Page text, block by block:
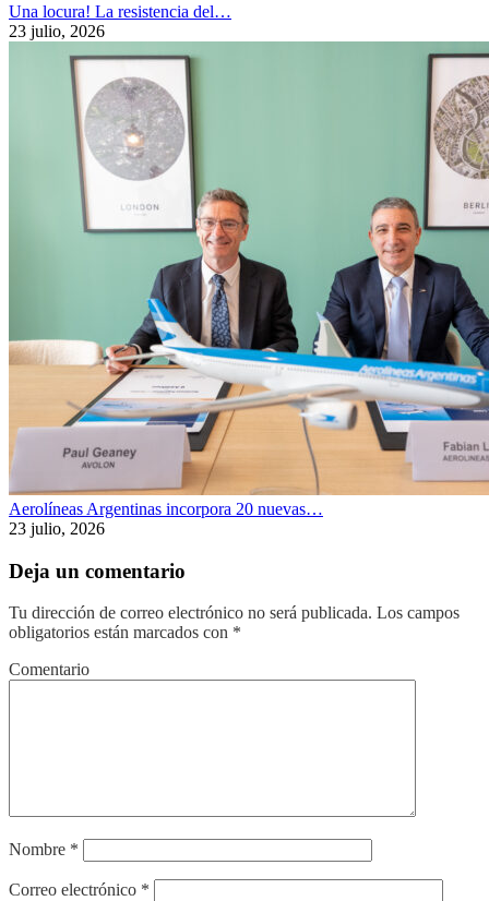
Una locura! La resistencia del…
23 julio, 2026
Aerolíneas Argentinas incorpora 20 nuevas…
23 julio, 2026
Deja un comentario
Tu dirección de correo electrónico no será publicada. Los campos
obligatorios están marcados con *
Comentario
Nombre *
Correo electrónico *